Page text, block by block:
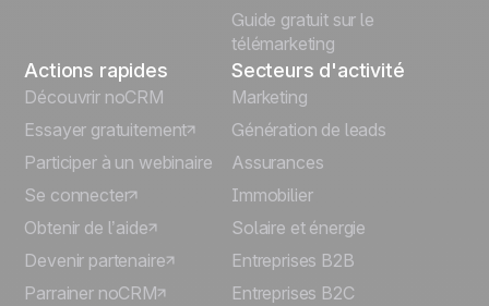
Guide gratuit sur le
télémarketing
Actions rapides
Découvrir noCRM
Essayer gratuitement
Participer à un webinaire
Se connecter
Obtenir de l’aide
Devenir partenaire
Parrainer noCRM
Secteurs d'activité
Marketing
Génération de leads
Assurances
Immobilier
Solaire et énergie
Entreprises B2B
Entreprises B2C